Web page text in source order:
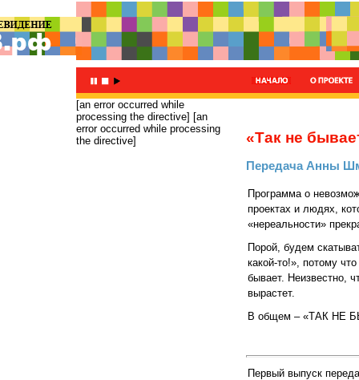
[an error occurred while
processing the directive] [an
error occurred while processing
the directive]
«Так не
Передача Анны
Программа о
проектах и людях,
«нереальности»
Порой, будем
какой-то!», потому
бывает. Неизвестно,
вырастет.
В общем – «ТАК НЕ
Первый выпуск